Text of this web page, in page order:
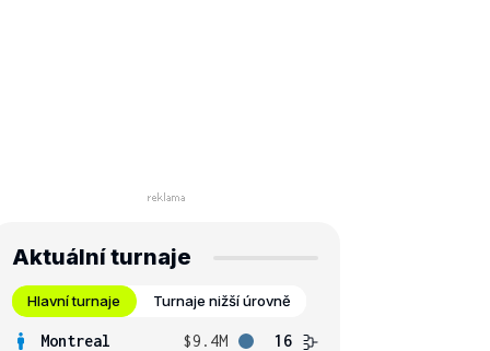
Aktuální turnaje
Hlavní turnaje Turnaje nižší úrovně
Montreal $9.4M
16